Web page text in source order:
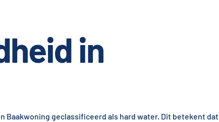
in
Baakwoning geclassificeerd als hard water. Dit betekent dat